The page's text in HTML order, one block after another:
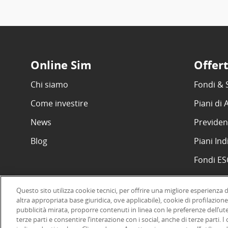
Online Sim
Chi siamo
Come investire
News
Blog
Fondi &
Piani di
Piani
Fondi
©2026 Online SIM, società del gruppo bancario ERSEL - P.IVA
Questo sito utilizza cookie tecnici, per offrire una migliore esperienza
altra appropriata base giuridica, ove applicabile), cookie di
pubblicità mirata, proporre contenuti in linea con le preferenze
terze parti e consentire l’interazione con i social, anche di terze parti.